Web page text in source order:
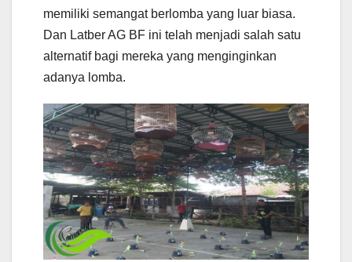
memiliki semangat berlomba yang luar biasa.
Dan Latber AG BF ini telah menjadi salah satu
alternatif bagi mereka yang menginginkan
adanya lomba.